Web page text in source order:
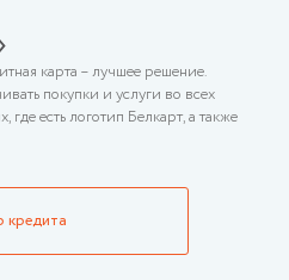
карта – лучшее решение.
покупки и услуги во всех
есть логотип Белкарт, а также
кредита